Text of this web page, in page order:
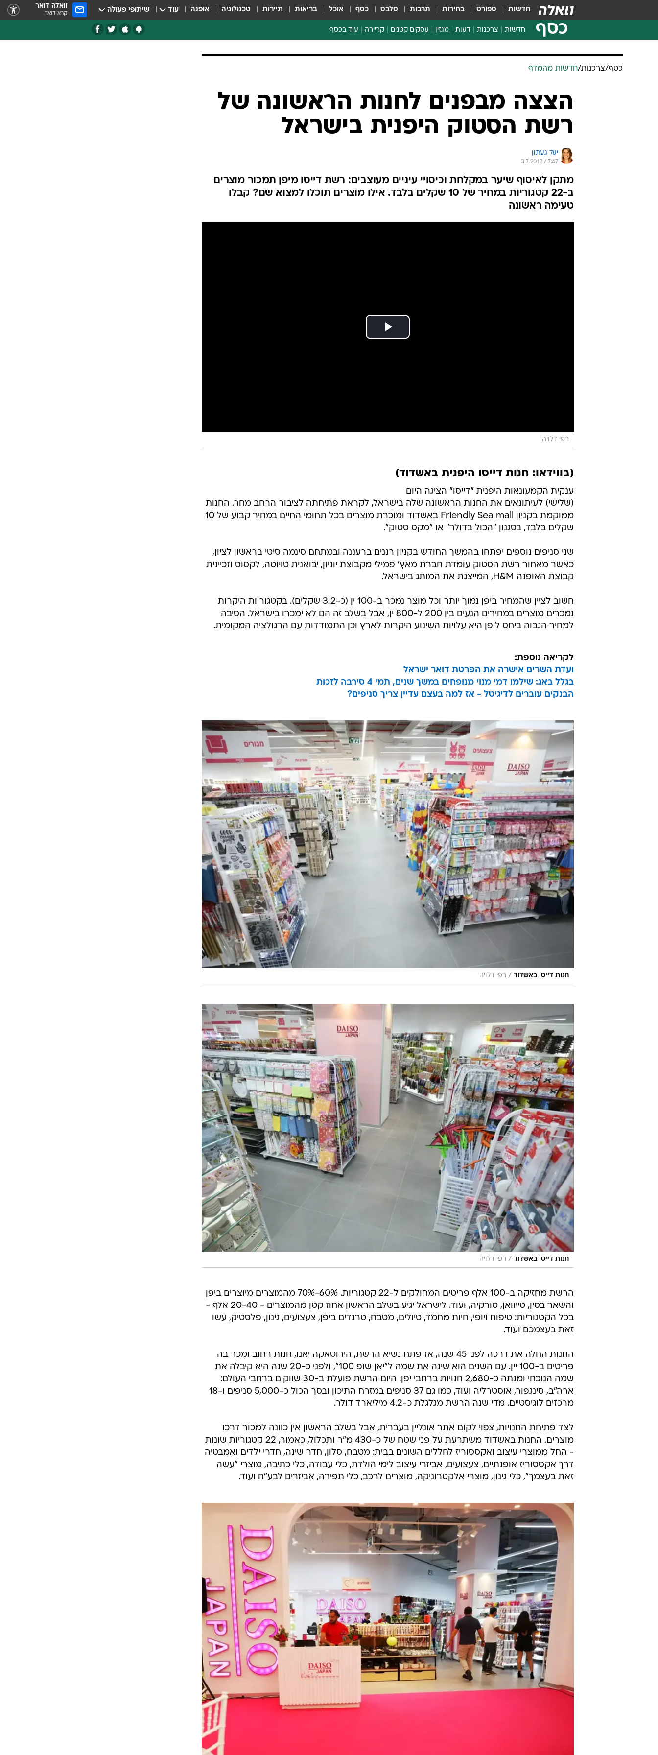
חדשות ספורט בחירות תרבות סלבס כסף אוכל בריאות תיירות טכנולוגיה אופנה עוד שיתופי פעולה וואלה דואר
קרא דואר
כסף חדשות צרכנות
צרכנות פיננסית
דעות מגזין עסקים קטנים קריירה עוד בכסף
ספורט ביזנס
כסף/צרכנות/חדשות מהמדף
הצצה מבפנים לחנות הראשונה של
רשת הסטוק היפנית בישראל
יעל געתון
3.7.2018 / 7:47
מתקן לאיסוף שיער במקלחת וכיסויי עיניים מעוצבים: רשת דייסו מיפן תמכור מוצרים
ב-22 קטגוריות במחיר של 10 שקלים בלבד. אילו מוצרים תוכלו למצוא שם? קבלו
טעימה ראשונה
רפי דלויה
(בווידאו: חנות דייסו היפנית באשדוד)
ענקית הקמעונאות היפנית "דייסו" הציגה היום
(שלישי) לעיתונאים את החנות הראשונה שלה בישראל, לקראת פתיחתה לציבור הרחב מחר. החנות
ממוקמת בקניון Friendly Sea mall באשדוד ומוכרת מוצרים בכל תחומי החיים במחיר קבוע של 10
שקלים בלבד, בסגנון "הכול בדולר" או "מקס סטוק".
שני סניפים נוספים יפתחו בהמשך החודש בקניון רננים ברעננה ובמתחם סינמה סיטי בראשון לציון,
כאשר מאחור רשת הסטוק עומדת חברת מאץ' פמילי מקבוצת יוניון, יבואנית טויוטה, לקסוס וזכיינית
קבוצת האופנה H&M, המייצגת את המותג בישראל.
חשוב לציין שהמחיר ביפן נמוך יותר וכל מוצר נמכר ב-100 ין (כ-3.2 שקלים). בקטגוריות היקרות
נמכרים מוצרים במחירים הנעים בין 200 ל-800 ין, אבל בשלב זה הם לא ימכרו בישראל. הסיבה
למחיר הגבוה ביחס ליפן היא עלויות השינוע היקרות לארץ וכן התמודדות עם הרגולציה המקומית.
לקריאה נוספת:
ועדת השרים אישרה את הפרטת דואר ישראל
בגלל באג: שילמו דמי מנוי מנופחים במשך שנים, תמי 4 סירבה לזכות
הבנקים עוברים לדיגיטל - אז למה בעצם עדיין צריך סניפים?
חנות דייסו באשדוד / רפי דלויה
חנות דייסו באשדוד / רפי דלויה
הרשת מחזיקה ב-100 אלף פריטים המחולקים ל-22 קטגוריות. 60%-70% מהמוצרים מיוצרים ביפן
והשאר בסין, טייוואן, טורקיה, ועוד. לישראל יגיע בשלב הראשון אחוז קטן מהמוצרים - 20-40 אלף -
בכל הקטגוריות: טיפוח ויופי, חיות מחמד, טיולים, מטבח, טרנדים ביפן, צעצועים, גינון, פלסטיק, עשו
זאת בעצמכם ועוד.
החנות החלה את דרכה לפני 45 שנה, אז פתח נשיא הרשת, הירוטאקה יאנו, חנות רחוב ומכר בה
פריטים ב-100 יין. עם השנים הוא שינה את שמה ל"יאן שופ 100", ולפני כ-20 שנה היא קיבלה את
שמה הנוכחי ומנתה כ-2,680 חנויות ברחבי יפן. היום הרשת פועלת ב-30 שווקים ברחבי העולם:
ארה"ב, סינגפור, אוסטרליה ועוד, כמו גם 37 סניפים במזרח התיכון ובסך הכול כ-5,000 סניפים ו-18
מרכזים לוגיסטיים. מדי שנה הרשת מגלגלת כ-4.2 מיליארד דולר.
לצד פתיחת החנויות, צפוי לקום אתר אונליין בעברית, אבל בשלב הראשון אין כוונה למכור דרכו
מוצרים. החנות באשדוד משתרעת על פני שטח של כ-430 מ"ר ותכלול, כאמור, 22 קטגוריות שונות
- החל ממוצרי עיצוב ואקססוריז לחללים השונים בבית: מטבח, סלון, חדר שינה, חדרי ילדים ואמבטיה
דרך אקססוריז אופנתיים, צעצועים, אביזרי עיצוב לימי הולדת, כלי עבודה, כלי כתיבה, מוצרי "עשה
זאת בעצמך", כלי גינון, מוצרי אלקטרוניקה, מוצרים לרכב, כלי תפירה, אביזרים לבע"ח ועוד.